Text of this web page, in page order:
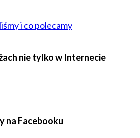
i co polecamy
nie tylko w Internecie
na Facebooku